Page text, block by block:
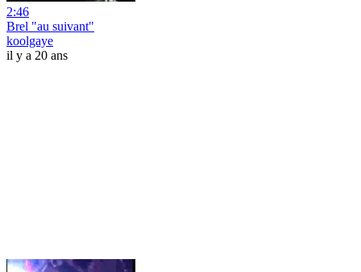
2:46
Brel "au suivant"
koolgaye
il y a 20 ans